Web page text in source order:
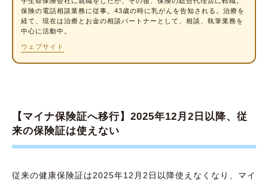
保険の電話相談業務に従事。43歳の時に乳がんを告知される。治療を
経て、現在は治療とお金の相談パートナーとして、相談、執筆業務を
中心に活動中。
ウェブサイト
【マイナ保険証へ移行】2025年12月2日以降、従
来の保険証は使えない
従来の健康保険証は2025年12月2日以降使えなくなり、マイ